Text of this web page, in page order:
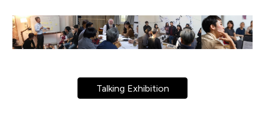
Talking Exhibition